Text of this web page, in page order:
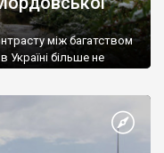
між багатством
Україні більше не